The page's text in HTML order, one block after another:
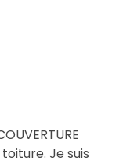
Je suis